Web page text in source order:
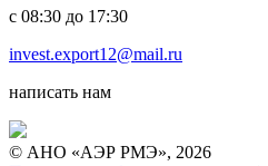
с 08:30 до 17:30
invest.export12@mail.ru
написать нам
© АНО «АЭР РМЭ», 2026